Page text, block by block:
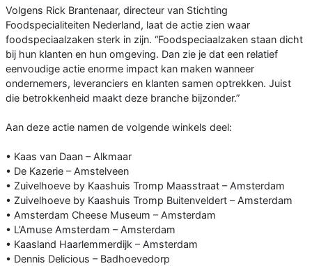
Volgens Rick Brantenaar, directeur van Stichting
Foodspecialiteiten Nederland, laat de actie zien waar
foodspeciaalzaken sterk in zijn. “Foodspeciaalzaken staan dicht
bij hun klanten en hun omgeving. Dan zie je dat een relatief
eenvoudige actie enorme impact kan maken wanneer
ondernemers, leveranciers en klanten samen optrekken. Juist
die betrokkenheid maakt deze branche bijzonder.”
Aan deze actie namen de volgende winkels deel:
• Kaas van Daan – Alkmaar
• De Kazerie – Amstelveen
• Zuivelhoeve by Kaashuis Tromp Maasstraat – Amsterdam
• Zuivelhoeve by Kaashuis Tromp Buitenveldert – Amsterdam
• Amsterdam Cheese Museum – Amsterdam
• L’Amuse Amsterdam – Amsterdam
• Kaasland Haarlemmerdijk – Amsterdam
• Dennis Delicious – Badhoevedorp